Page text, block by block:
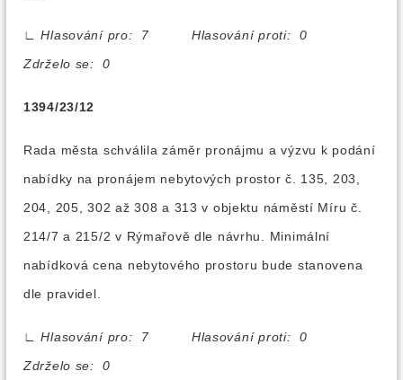
∟
Hlasování pro: 7 Hlasování proti: 0
Zdrželo se: 0
1394/23/12
Rada města schválila záměr pronájmu a výzvu k podání
nabídky na pronájem nebytových prostor č. 135, 203,
204, 205, 302 až 308 a 313 v objektu náměstí Míru č.
214/7 a 215/2 v Rýmařově dle návrhu. Minimální
nabídková cena nebytového prostoru bude stanovena
dle pravidel.
∟
Hlasování pro: 7 Hlasování proti: 0
Zdrželo se: 0